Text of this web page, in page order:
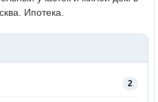
Ипотека.
2